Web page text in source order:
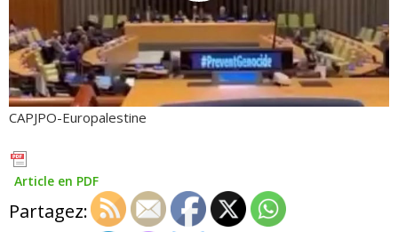
CAPJPO-Europalestine
Article en PDF
Partagez: